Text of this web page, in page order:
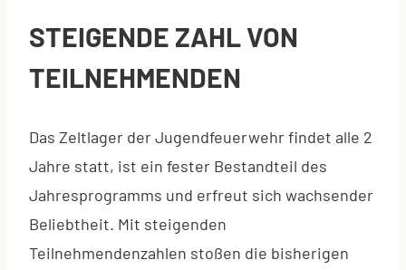
STEIGENDE ZAHL VON
TEILNEHMENDEN
Das Zeltlager der Jugendfeuerwehr findet alle 2
Jahre statt, ist ein fester Bestandteil des
Jahresprogramms und erfreut sich wachsender
Beliebtheit. Mit steigenden
Teilnehmendenzahlen stoßen die bisherigen